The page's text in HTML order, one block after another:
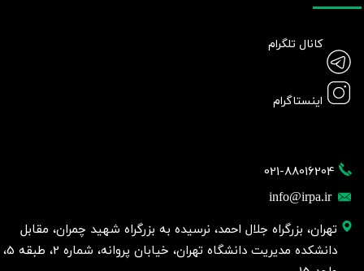
021-88016204
info@irpa.ir
تهران، بزرگراه جلال احمد، نرسیده به بزرگراه شهید چمران، مقابل
دانشکده مدیریت دانشگاه تهران، خیابان پروانه، شماره 2، طبقه 5،
کانال تلگرام
اینستاگرام